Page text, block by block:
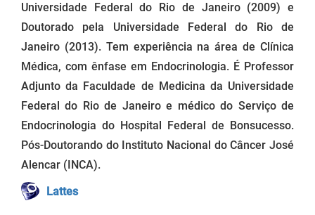
Universidade Federal do Rio de Janeiro (2009) e
Doutorado pela Universidade Federal do Rio de
Janeiro (2013). Tem experiência na área de Clínica
Médica, com ênfase em Endocrinologia. É Professor
Adjunto da Faculdade de Medicina da Universidade
Federal do Rio de Janeiro e médico do Serviço de
Endocrinologia do Hospital Federal de Bonsucesso.
Pós-Doutorando do Instituto Nacional do Câncer José
Alencar (INCA).
Lattes